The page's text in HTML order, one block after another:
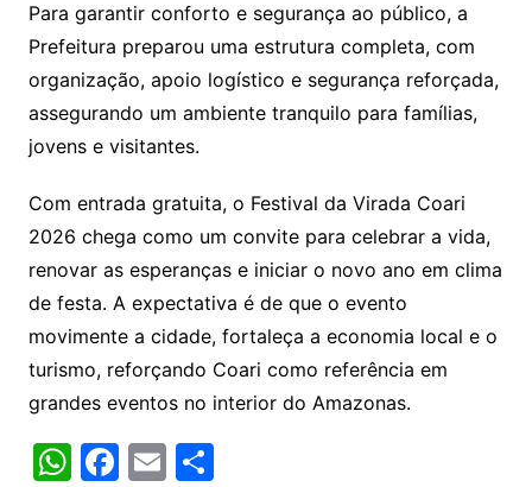
Para garantir conforto e segurança ao público, a
Prefeitura preparou uma estrutura completa, com
organização, apoio logístico e segurança reforçada,
assegurando um ambiente tranquilo para famílias,
jovens e visitantes.
Com entrada gratuita, o Festival da Virada Coari
2026 chega como um convite para celebrar a vida,
renovar as esperanças e iniciar o novo ano em clima
de festa. A expectativa é de que o evento
movimente a cidade, fortaleça a economia local e o
turismo, reforçando Coari como referência em
grandes eventos no interior do Amazonas.
W F E S